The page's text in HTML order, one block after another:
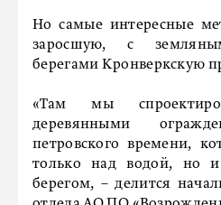
Но самые интересные
заросшую, с
берегами Кронверкскую
«Там мы
деревянными
петровского времени,
только над водой, но
берегом, – делится